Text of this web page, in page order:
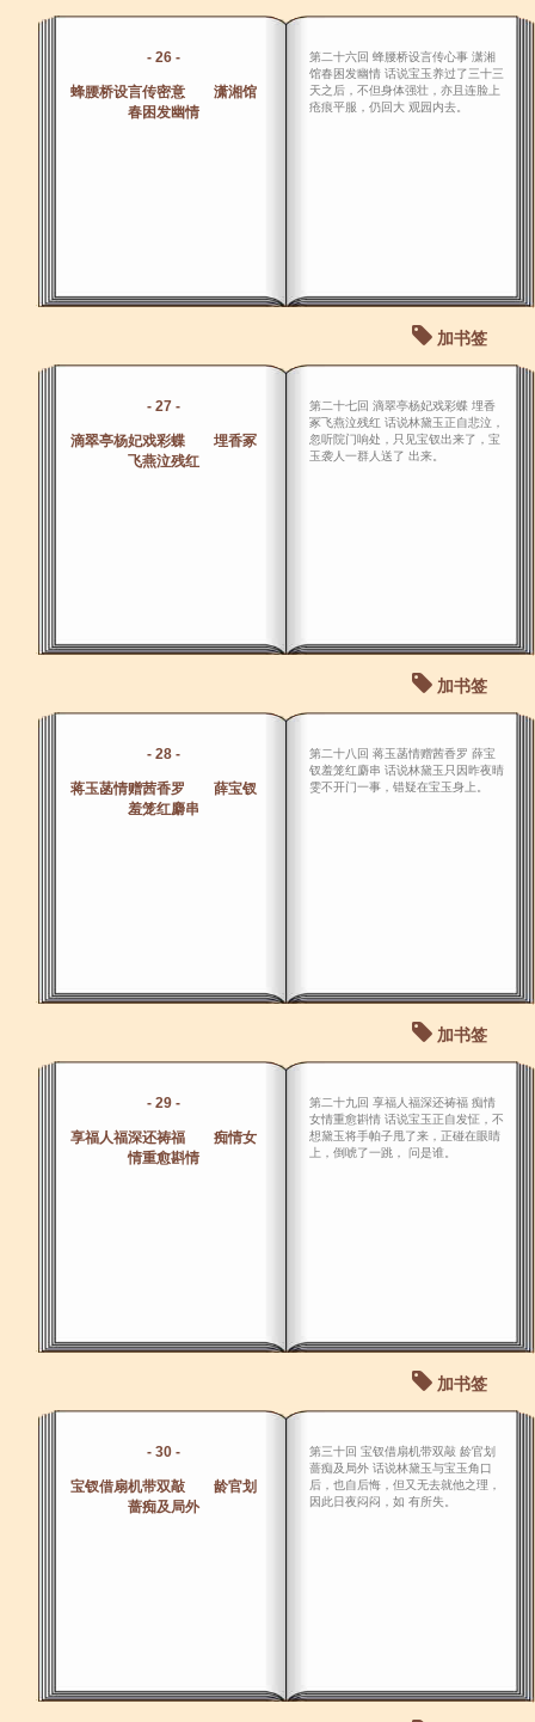
- 26 -
蜂腰桥设言传密意 潇湘馆
春困发幽情
第二十六回 蜂腰桥设言传心事 潇湘
馆春困发幽情 话说宝玉养过了三十三
天之后，不但身体强壮，亦且连脸上
疮痕平服，仍回大 观园内去。
加书签
- 27 -
滴翠亭杨妃戏彩蝶 埋香冢
飞燕泣残红
第二十七回 滴翠亭杨妃戏彩蝶 埋香
冢飞燕泣残红 话说林黛玉正自悲泣，
忽听院门响处，只见宝钗出来了，宝
玉袭人一群人送了 出来。
加书签
- 28 -
蒋玉菡情赠茜香罗 薛宝钗
羞笼红麝串
第二十八回 蒋玉菡情赠茜香罗 薛宝
钗羞笼红麝串 话说林黛玉只因昨夜晴
雯不开门一事，错疑在宝玉身上。
加书签
- 29 -
享福人福深还祷福 痴情女
情重愈斟情
第二十九回 享福人福深还祷福 痴情
女情重愈斟情 话说宝玉正自发怔，不
想黛玉将手帕子甩了来，正碰在眼睛
上，倒唬了一跳， 问是谁。
加书签
- 30 -
宝钗借扇机带双敲 龄官划
蔷痴及局外
第三十回 宝钗借扇机带双敲 龄官划
蔷痴及局外 话说林黛玉与宝玉角口
后，也自后悔，但又无去就他之理，
因此日夜闷闷，如 有所失。